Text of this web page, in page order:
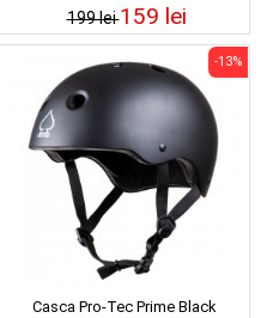
199 lei159 lei
Casca Pro-Tec Prime Black
-13%